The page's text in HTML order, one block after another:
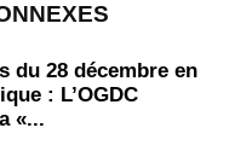
du 28 décembre en
: L’OGDC
«...